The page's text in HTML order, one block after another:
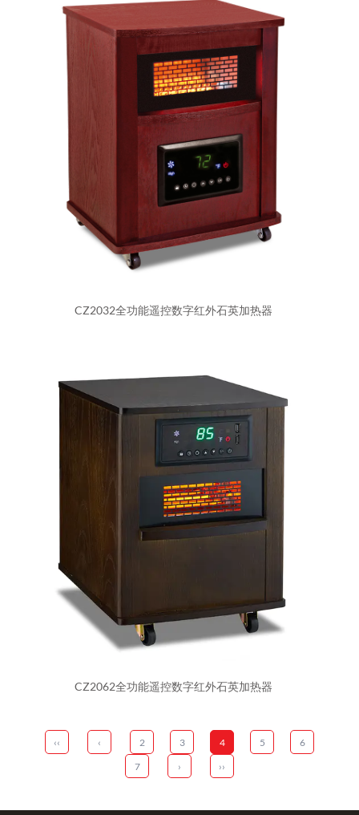
CZ2032全功能遥控数字红外石英加热器
CZ2062全功能遥控数字红外石英加热器
‹‹ ‹ 2 3 4 5
6
7
› ››